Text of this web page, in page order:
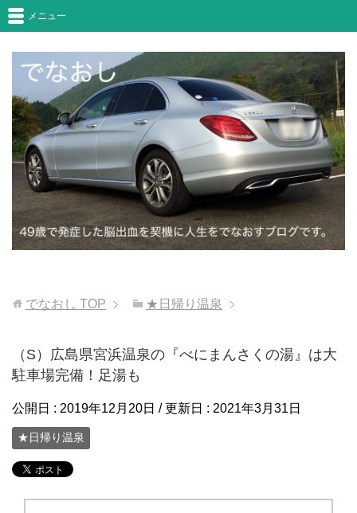
メニュー
でなおし TOP ★日帰り温泉
（S）広島県宮浜温泉の『べにまんさくの湯』は大
駐車場完備！足湯も
公開日 : 2019年12月20日 / 更新日 : 2021年3月31日
★日帰り温泉